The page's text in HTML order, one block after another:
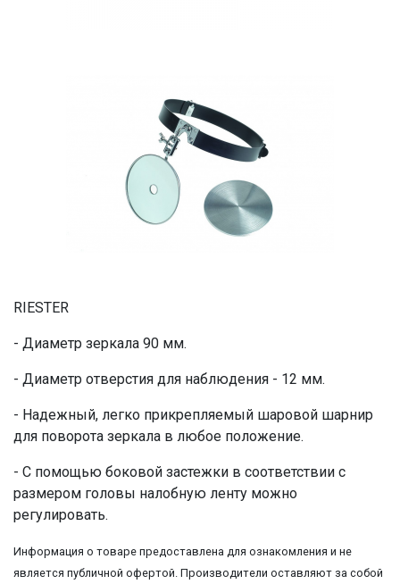
RIESTER
- Диаметр зеркала 90 мм.
- Диаметр отверстия для наблюдения - 12 мм.
- Надежный, легко прикрепляемый шаровой шарнир
для поворота зеркала в любое положение.
- С помощью боковой застежки в соответствии с
размером головы налобную ленту можно
регулировать.
Информация о товаре предоставлена для ознакомления и не
является публичной офертой. Производители оставляют за собой